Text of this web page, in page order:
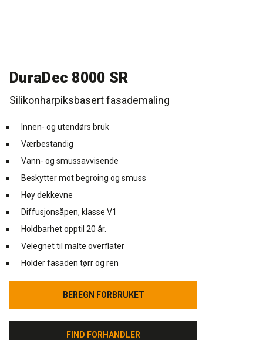
Trinnlydsmembran
EN
DuraDec 8000 SR
Silikonharpiksbasert fasademaling
Innen- og utendørs bruk
Værbestandig
Vann- og smussavvisende
Beskytter mot begroing og smuss
Høy dekkevne
Diffusjonsåpen, klasse V1
Holdbarhet opptil 20 år.
Velegnet til malte overflater
Holder fasaden tørr og ren
BEREGN FORBRUKET
BEREGN FORBRUKET
FIND FORHANDLER
FIND FORHANDLER